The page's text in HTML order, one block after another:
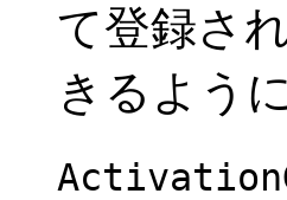
て登録さ
きるよう